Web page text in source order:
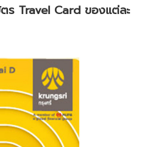
ร Travel Card ของแต่ละ